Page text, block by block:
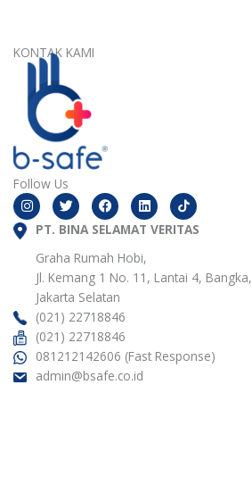
KONTAK KAMI
Follow Us
I
n
s
t
T
w
i
t
e
F
a
c
e
o
o
L
i
n
k
i
n
PT. BINA SELAMAT VERITAS
Graha Rumah Hobi,
Jl. Kemang 1 No. 11, Lantai 4, Bangka,
Jakarta Selatan
(021) 22718846
(021) 22718846
081212142606 (Fast Response)
admin@bsafe.co.id